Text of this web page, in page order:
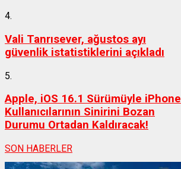
4.
Vali Tanrısever, ağustos ayı
güvenlik istatistiklerini açıkladı
5.
Apple, iOS 16.1 Sürümüyle iPhone
Kullanıcılarının Sinirini Bozan
Durumu Ortadan Kaldıracak!
SON HABERLER